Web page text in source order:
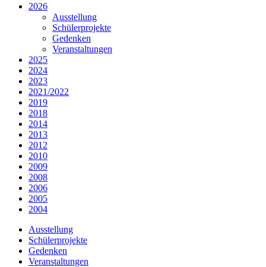
2026
Ausstellung
Schülerprojekte
Gedenken
Veranstaltungen
2025
2024
2023
2021/2022
2019
2018
2014
2013
2012
2010
2009
2008
2006
2005
2004
Ausstellung
Schülerprojekte
Gedenken
Veranstaltungen